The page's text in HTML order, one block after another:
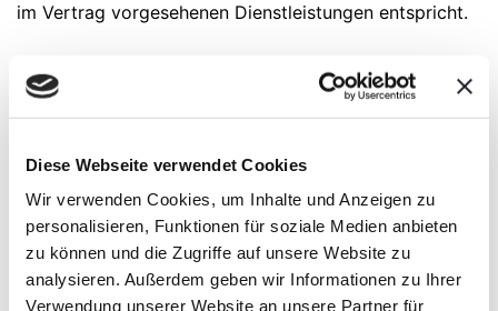
Diese Webseite verwendet Cookies
Wir verwenden Cookies, um Inhalte und Anzeigen zu
personalisieren, Funktionen für soziale Medien anbieten
zu können und die Zugriffe auf unsere Website zu
analysieren. Außerdem geben wir Informationen zu Ihrer
Verwendung unserer Website an unsere Partner für
im Vertrag vorgesehenen Dienstleistungen entspricht.
Hinweis zum vorzeitigen Erlöschen des
Widerrufsrechts
Bereitstellung von digitalen Inhalten vorzeitig, wenn
nachdem Sie dazu Ihre ausdrückliche Zustimmung
gegeben haben und gleichzeitig Ihre Kenntnis davon
bestätigt haben, dass Sie Ihr Widerrufsrecht mit Beginn
der Vertragserfüllung durch uns verlieren.